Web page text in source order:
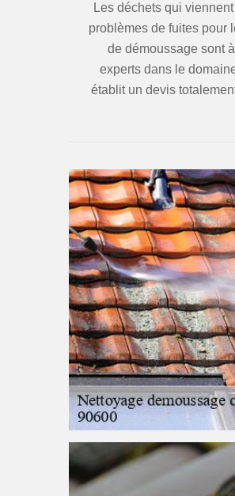
Les déchets qui
problèmes de fuites pour
de démoussage sont
experts dans le
établit un devis